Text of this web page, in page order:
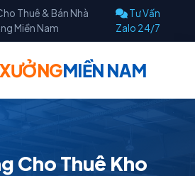
Thuê & Bán Nhà
Miền Nam
Tư Vấn
Zalo 24/7
MIỀN NAM
Cho Thuê Kho